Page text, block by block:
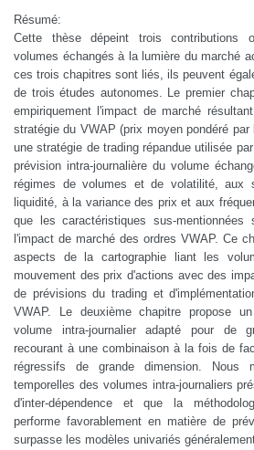
Résumé:
Cette thèse dépeint trois contributions
volumes échangés à la lumière du marché
ces trois chapitres sont liés, ils peuvent
de trois études autonomes. Le premier
empiriquement l'impact de marché
stratégie du VWAP (prix moyen pondéré
une stratégie de trading répandue utilisée
prévision intra-journalière du volume
régimes de volumes et de volatilité, aux
liquidité, à la variance des prix et aux
que les caractéristiques sus-
l'impact de marché des ordres VWAP. Ce
aspects de la cartographie liant les
mouvement des prix d'actions avec des
de prévisions du trading et
VWAP. Le deuxième chapitre propose
volume intra-journalier adapté pour de
recourant à une combinaison à la fois de
régressifs de grande dimension. Nous
temporelles des volumes intra-journaliers
d'inter-dépendence et que la
performe favorablement en matière de
surpasse les modèles univariés